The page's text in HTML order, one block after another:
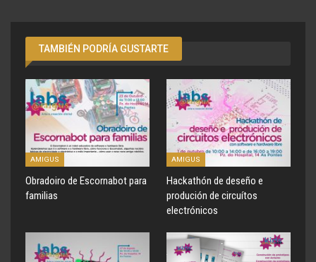
TAMBIÉN PODRÍA GUSTARTE
AMIGUS
Obradoiro de Escornabot para
familias
AMIGUS
Hackathón de deseño e
produción de circuítos
electrónicos